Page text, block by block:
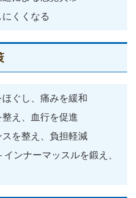
くくなる
ぐし、痛みを緩和
え、血行を促進
を整え、負担軽減
インナーマッスルを鍛え、